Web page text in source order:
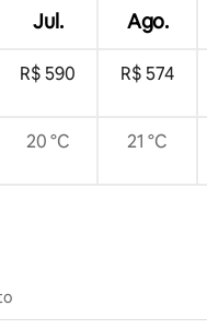
Jul. Ago.
R$ 590 R$ 574
20 °C 21 °C